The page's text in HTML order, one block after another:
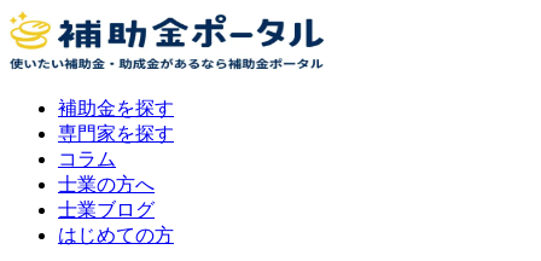
補助金を探す
専門家を探す
コラム
士業の方へ
士業ブログ
はじめての方